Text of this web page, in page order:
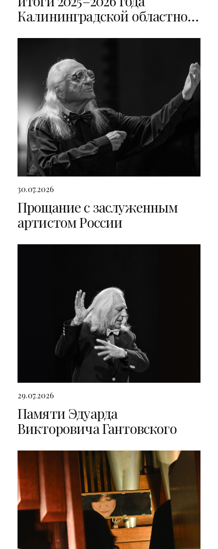
Калининградской областной
30.07.2026
Прощание с заслуженным
артистом России
29.07.2026
Памяти Эдуарда
Викторовича Гантовского